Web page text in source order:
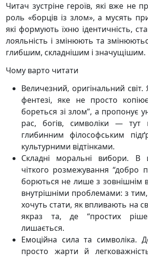
Читач зустріне героїв, які вже не
роль «борців із злом», а мусять
які формують їхню ідентичність,
лояльність і змінюють та
глибшим, складнішим і значущішим.
Чому варто читати
Величезний, оригінальний
фентезі, яке не просто
бореться зі злом”, а пропонує
рас, богів, символіки — тут
глибинним філософським
культурними відтінками.
Складні моральні вибори. В
чіткого розмежування “добро
борються не лише з зовнішнім
внутрішніми проблемами: з
хочуть стати, як впливають на
якраз та, де “простих
лишається.
Емоційна сила та символіка.
просто жарти й